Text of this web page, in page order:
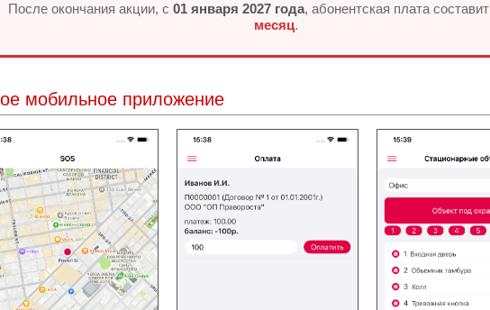
После окончания акции, с 01 января 2027 года, абонентская плата составит
месяц.
мобильное приложение